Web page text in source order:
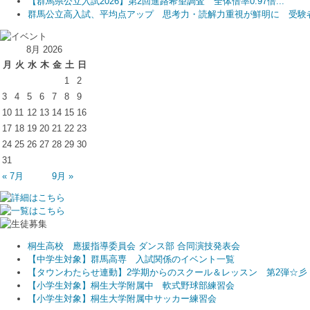
群馬公立高入試、平均点アップ 思考力・読解力重視が鮮明に 受験
8月 2026
月 火 水 木 金 土 日
1
2
3
4 5 6 7 8
9
10 11 12 13 14 15 16
17 18 19 20 21 22 23
24 25 26 27 28 29 30
31
« 7月
9月 »
桐生高校 應援指導委員会 ダンス部 合同演技発表会
【中学生対象】群馬高専 入試関係のイベント一覧
【タウンわたらせ連動】2学期からのスクール＆レッスン 第2弾☆彡
【小学生対象】桐生大学附属中 軟式野球部練習会
【小学生対象】桐生大学附属中サッカー練習会